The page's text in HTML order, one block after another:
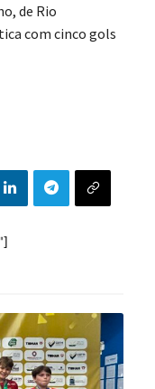
de Rio
com cinco gols